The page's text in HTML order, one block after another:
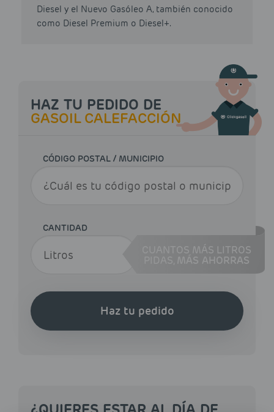
Diesel y el Nuevo Gasóleo A, también conocido
como Diesel Premium o Diesel+.
HAZ TU PEDIDO DE
GASOIL CALEFACCIÓN
CÓDIGO POSTAL / MUNICIPIO
CANTIDAD
CUANTOS MÁS LITROS
MÁS AHORRAS
Haz tu pedido